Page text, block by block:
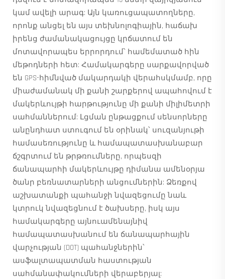
կամ ավելի արագ: Այն կառուցապատողները,
որոնք անցել են այս տեխնոլոգիային, հաճախ
իրենց ժամանակացույցը կրճատում են
մոտավորապես երրորդում՝ համեմատած հին
մեթոդների հետ: Համակարգերը սարքավորված
են GPS-հիմնված մակարդակի վերահսկմամբ, որը
միաժամանակ մի քանի շարքերով ապահովում է
մակերևույթի հարթությունը մի քանի միլիմետրի
սահմաններում: Լցման ընթացքում սենսորները
անընդհատ ստուգում են օրինակ՝ սուզանյութի
համասեռությունը և համապատասխանաբար
ճշգրտում են թրթռումները, որպեսզի
ճանապարհի մակերևույթը դիմանա ամենօրյա
ծանր բեռնատարների անցումներին: Ձեռքով
աշխատանքի պահանջի նվազեցումը նաև
կտրուկ նվազեցնում է ծախսերը, իսկ այս
համակարգերը այնուամենայնիվ
համապատասխանում են ճանապարհային
վարչության (DOT) պահանջներին՝
ասֆալտապատման հաստության
սահմանափակումների վերաբերյալ: